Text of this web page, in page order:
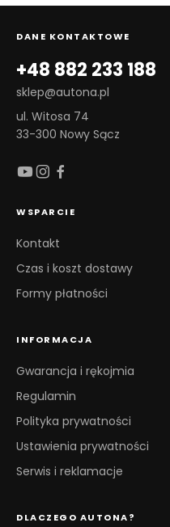
DANE KONTAKTOWE
+48 882 233 188
sklep@autona.pl
ul. Witosa 74
33-300 Nowy Sącz
WSPARCIE
Kontakt
Czas i koszt dostawy
Formy płatności
INFORMACJA
Gwarancja i rękojmia
Regulamin
Polityka prywatności
Ustawienia prywatności
Serwis i reklamacje
DLACZEGO AUTONA?